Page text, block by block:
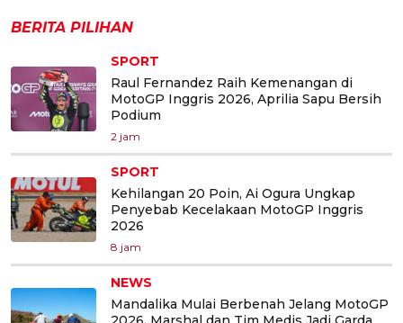
BERITA PILIHAN
SPORT
Raul Fernandez Raih Kemenangan di
MotoGP Inggris 2026, Aprilia Sapu Bersih
Podium
2 jam
SPORT
Kehilangan 20 Poin, Ai Ogura Ungkap
Penyebab Kecelakaan MotoGP Inggris
2026
8 jam
NEWS
Mandalika Mulai Berbenah Jelang MotoGP